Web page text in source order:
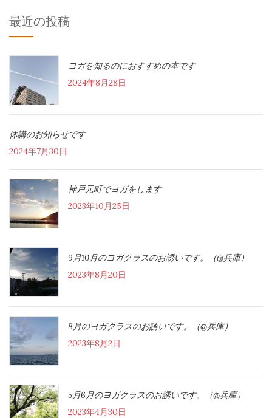
最近の投稿
ヨガを知るのにおすすめの本です
2024年8月28日
休講のお知らせです
2024年7月30日
神戸元町でヨガをします
2023年10月25日
9月10月のヨガクラスのお誘いです。（@兵庫）
2023年8月20日
8月のヨガクラスのお誘いです。（@兵庫）
2023年8月2日
5月6月のヨガクラスのお誘いです。（@兵庫）
2023年4月30日